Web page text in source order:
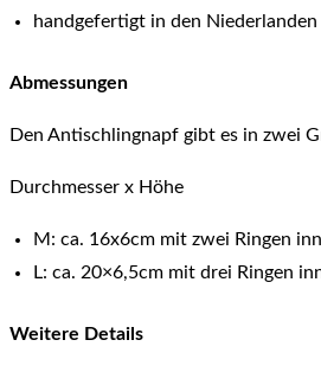
handgefertigt in den Niederlanden
Abmessungen
Den Antischlingnapf gibt es in zwei
Durchmesser x Höhe
M: ca. 16x6cm mit zwei Ringen
L: ca. 20×6,5cm mit drei Ringen
Weitere Details